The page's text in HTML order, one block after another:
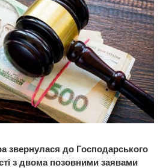
звернулася до Господарського
з двома позовними заявами